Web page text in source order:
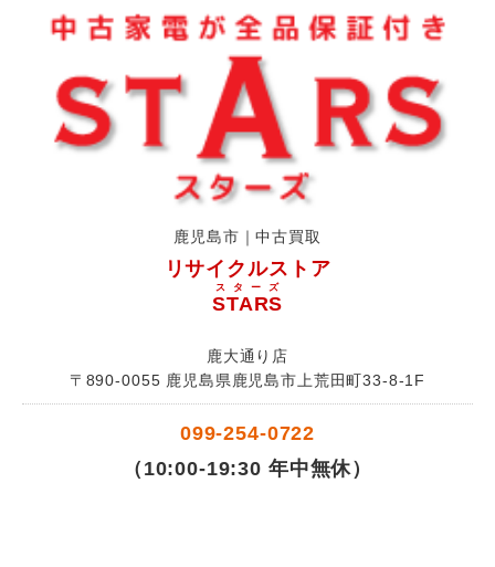
鹿児島市｜中古買取
リサイクルストア
STARS
スターズ
鹿大通り店
〒890-0055 鹿児島県鹿児島市上荒田町33-8-1F
099-254-0722
（10:00-19:30 年中無休）